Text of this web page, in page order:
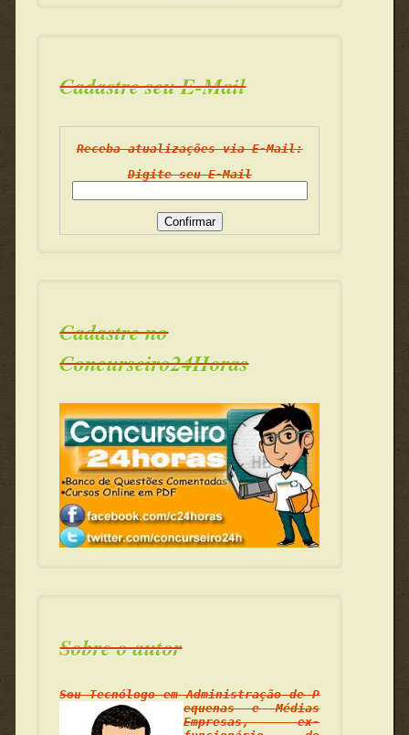
Cadastre seu E-Mail
Receba atualizações via E-Mail:
Digite seu E-Mail
Cadastre no
Concurseiro24Horas
Sobre o autor
Sou Tecnólogo em Administração de P
equenas e Médias
Empresas, ex-